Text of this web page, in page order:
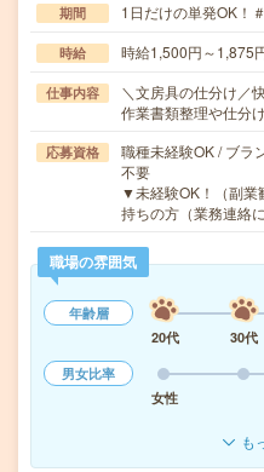
期間 1日だけの単発OK！
時給 時給1,500円～1,875
仕事内容
＼文房具の仕分け／
作業書類整理や仕分
応募資格
職種未経験OK / ブラ
不要
▼未経験OK！（副
持ちの方（業務連絡
職場の雰囲気
年齢層
20代
30代
男女比率
女性
も